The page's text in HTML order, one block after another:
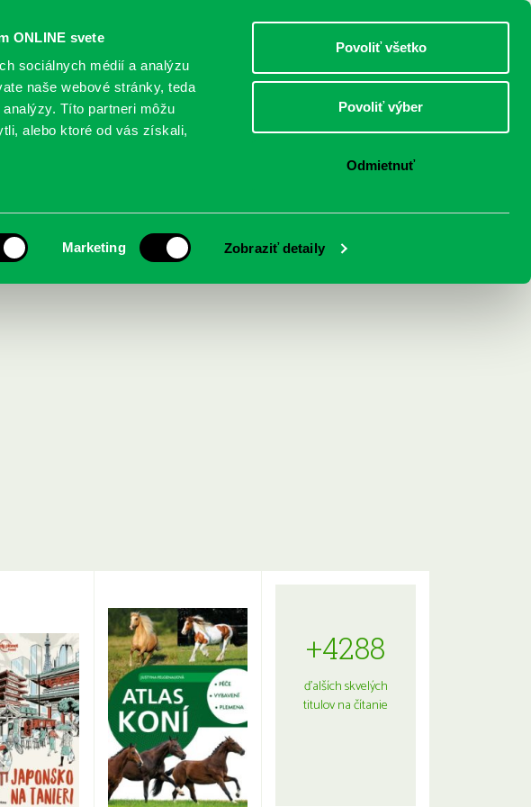
ONLINE svete
sociálnych médií a analýzu
naše webové stránky, teda
Títo partneri môžu
alebo ktoré od vás získali,
Marketing Zobraziť detaily
Povoliť všetko
Povoliť výber
Odmietnuť
DOSPELÍ
O KNIŽNICI
o módě
+4288
ďalších skvelých
titulov na čítanie